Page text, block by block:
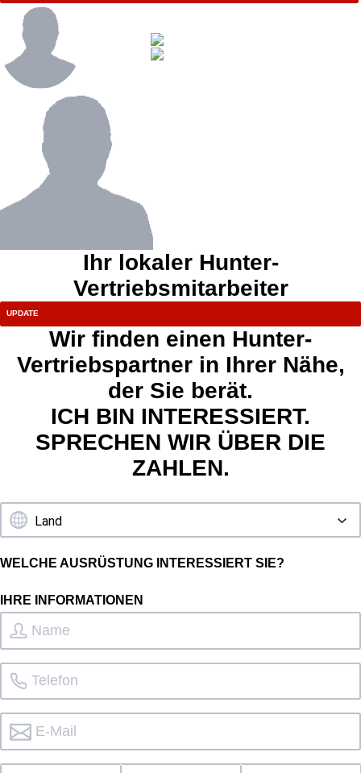
Ihr lokaler Hunter-
Vertriebsmitarbeiter
Wir finden einen Hunter-
Vertriebspartner in Ihrer Nähe,
der Sie berät.
ICH BIN INTERESSIERT.
SPRECHEN WIR ÜBER DIE
ZAHLEN.
WELCHE AUSRÜSTUNG INTERESSIERT SIE?
IHRE INFORMATIONEN